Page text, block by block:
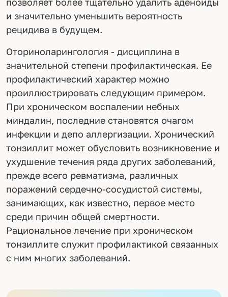
и значительно уменьшить вероятность
рецидива в будущем.
Оториноларингология - дисциплина в
значительной степени профилактическая. Ее
профилактический характер можно
проиллюстрировать следующим примером.
При хроническом воспалении небных
миндалин, последние становятся очагом
инфекции и депо аллергизации. Хронический
тонзиллит может обусловить возникновение и
ухудшение течения ряда других заболеваний,
прежде всего ревматизма, различных
поражений сердечно-сосудистой системы,
занимающих, как известно, первое место
среди причин общей смертности.
Рациональное лечение при хроническом
тонзиллите служит профилактикой связанных
с ним многих заболеваний.